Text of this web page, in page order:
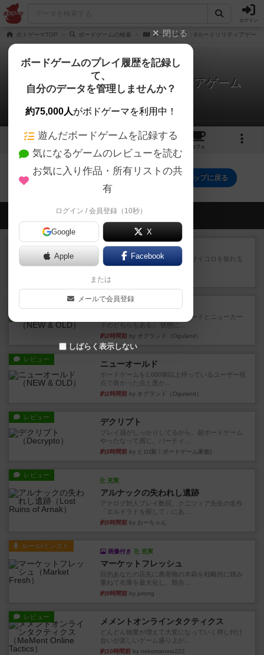
ログイン
ボドゲーマTOP ボードゲームの検索 オーチャード：9カードソリティアゲーム
オーチャード：9カードソリティアゲーム
0件のリプレイ日記
2 2
カフェ
オーチャード：9カードソリティアゲームのトップに戻る
会員の新しい投稿
レビュー 街コロ通
街コロとの違いは初めから二つサイコロを振れる
など、少しの違いはあるけれ...
約1時間前
ゲーム終了時に、「オールドカードとニューカー
ドのどちらもある」 状態に...
約2時間前 by オグランド（Oguland）
レビュー ニューオールド
ボードゲームを1,000個以上持っているユーザー視
点で良かった点と悪か...
約2時間前 by オグランド（Oguland）
レビュー デクリプト
プレイ感がしっかりしてるから、超ボードゲーム
やったなって感じ。パーティ...
約3時間前 by ヒロ(新！ボードゲーム家族)
レビュー
充実
アルナックの失われし遺跡
アナログ対人プレイ数回。クニツィア先生の名作
「エルドラドを探して」にあ...
約5時間前 by おーちゃん
ルール/インスト
画像付き 充実
マーケットフレッシュ
目的あなたの店先に農産物の木箱を戦略的に積み
重ねて在庫を最大化し、競合...
約9時間前 by jurong
レビュー メメントオンラインタクティクス
どんどん物量が増えて大変になっていく押し付け
合いが楽しいゲーム盛り上が...
約10時間前 by nekomanma222
閉じる
ボードゲームのプレイ履歴を記録し
て、
自分のデータを管理しませんか？
約75,000人がボドゲーマを利用中！
遊んだボードゲームを記録する
気になるゲームのレビューを読む
お気に入り作品・所有リストの共
有
ログイン / 会員登録（10秒）
Google X
Apple Facebook
または
メールで会員登録
しばらく表示しない